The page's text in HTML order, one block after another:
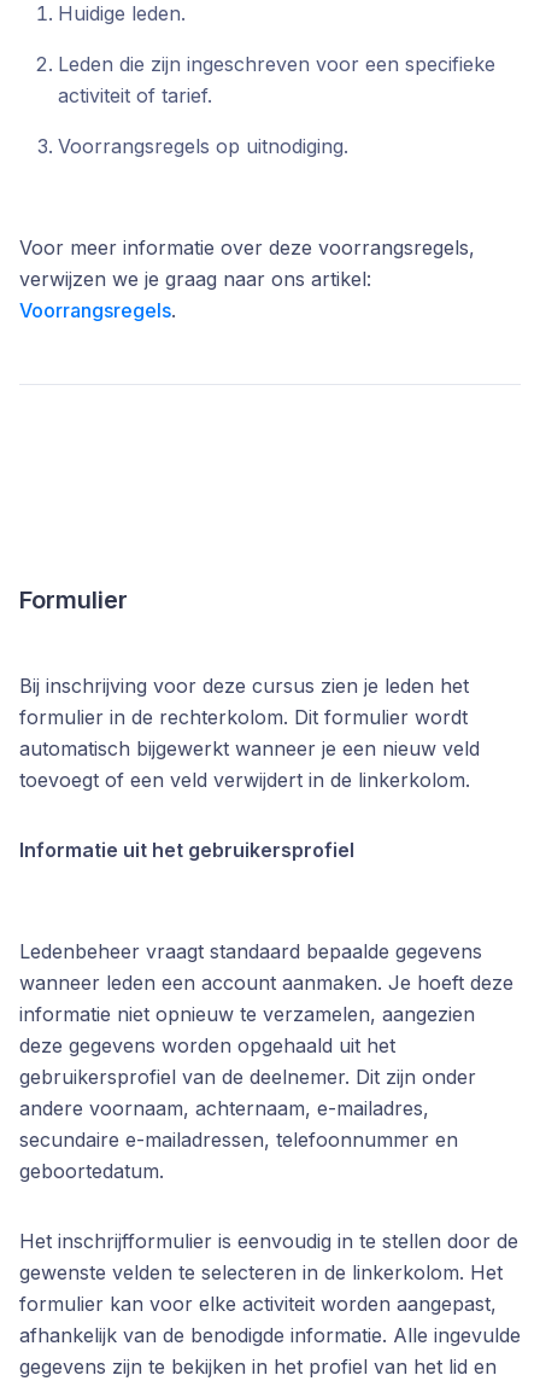
Huidige leden.
Leden die zijn ingeschreven voor een specifieke
activiteit of tarief.
Voorrangsregels op uitnodiging.
Voor meer informatie over deze voorrangsregels,
verwijzen we je graag naar ons artikel:
Voorrangsregels.
Formulier
Bij inschrijving voor deze cursus zien je leden het
formulier in de rechterkolom. Dit formulier wordt
automatisch bijgewerkt wanneer je een nieuw veld
toevoegt of een veld verwijdert in de linkerkolom.
Informatie uit het gebruikersprofiel
Ledenbeheer vraagt standaard bepaalde gegevens
wanneer leden een account aanmaken. Je hoeft deze
informatie niet opnieuw te verzamelen, aangezien
deze gegevens worden opgehaald uit het
gebruikersprofiel van de deelnemer. Dit zijn onder
andere voornaam, achternaam, e-mailadres,
secundaire e-mailadressen, telefoonnummer en
geboortedatum.
Het inschrijfformulier is eenvoudig in te stellen door de
gewenste velden te selecteren in de linkerkolom. Het
formulier kan voor elke activiteit worden aangepast,
afhankelijk van de benodigde informatie. Alle ingevulde
gegevens zijn te bekijken in het profiel van het lid en